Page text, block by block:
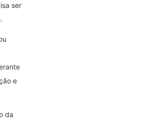
ser
e
da